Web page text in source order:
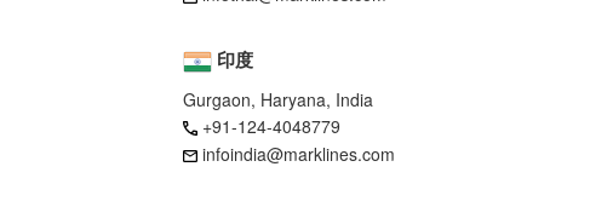
印度
Gurgaon, Haryana, India
+91-124-4048779
infoindia@marklines.com